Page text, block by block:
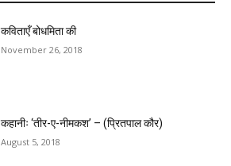
कविताएँ बोधमिता की
November 26, 2018
कहानीः ‘तीर-ए-नीमकश’ – (प्रितपाल कौर)
August 5, 2018